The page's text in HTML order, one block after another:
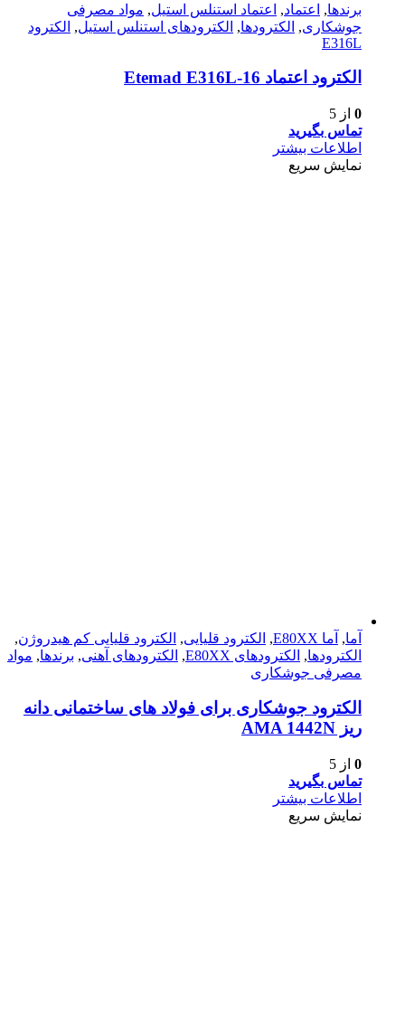
برندها, اعتماد, اعتماد استنلس استیل, مواد مصرفی
جوشکاری, الکترودها, الکترودهای استنلس استیل, الکترود
E316L
الکترود اعتماد Etemad E316L-16
0 از 5
تماس بگیرید
اطلاعات بیشتر
نمایش سریع
آما, آما E80XX , الکترود قلیایی, الکترود قلیایی کم هیدروژن,
الکترودها, الکترود‌های E80XX , الکترود‌های آهنی, برندها, مواد
مصرفی جوشکاری
الکترود جوشکاری برای فولاد های ساختمانی دانه
ریز AMA 1442N
0 از 5
تماس بگیرید
اطلاعات بیشتر
نمایش سریع